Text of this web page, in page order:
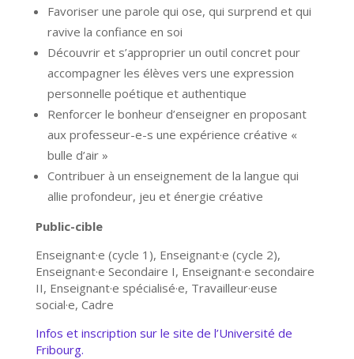
Favoriser une parole qui ose, qui surprend et qui
ravive la confiance en soi
Découvrir et s’approprier un outil concret pour
accompagner les élèves vers une expression
personnelle poétique et authentique
Renforcer le bonheur d’enseigner en proposant
aux professeur-e-s une expérience créative «
bulle d’air »
Contribuer à un enseignement de la langue qui
allie profondeur, jeu et énergie créative
Public-cible
Enseignant·e (cycle 1), Enseignant·e (cycle 2),
Enseignant·e Secondaire I, Enseignant·e secondaire
II, Enseignant·e spécialisé·e, Travailleur·euse
social·e, Cadre
Infos et inscription sur le site de l’Université de
Fribourg.